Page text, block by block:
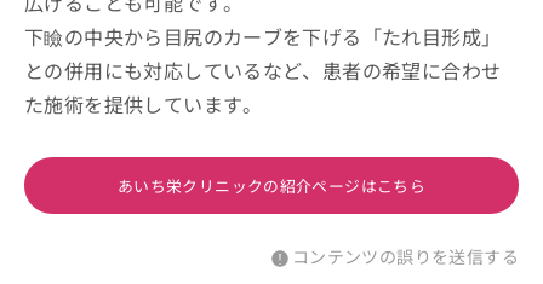
下瞼の中央から目尻のカーブを下げる「たれ目形成」
との併用にも対応しているなど、患者の希望に合わせ
た施術を提供しています。
あいち栄クリニックの紹介ページはこちら
コンテンツの誤りを送信する